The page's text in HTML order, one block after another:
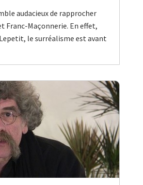
audacieux de rapprocher
Franc-Maçonnerie. En effet,
le surréalisme est avant